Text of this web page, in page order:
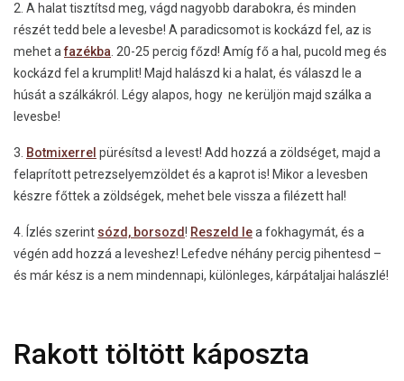
2. A halat tisztítsd meg, vágd nagyobb darabokra, és minden
részét tedd bele a levesbe! A paradicsomot is kockázd fel, az is
mehet afazékba . 20-25 percig főzd! Amíg fő a hal, pucold meg és
kockázd fel a krumplit! Majd halászd ki a halat, és válaszd le a
húsát a szálkákról. Légy alapos, hogy ne kerüljön majd szálka a
levesbe!
3. Botmixerrel pürésítsd a levest! Add hozzá a zöldséget, majd a
felaprított petrezselyemzöldet és a kaprot is! Mikor a levesben
készre főttek a zöldségek, mehet bele vissza a filézett hal!
4. Ízlés szerint sózd, borsozd! Reszeld lea fokhagymát, és a
végén add hozzá a leveshez! Lefedve néhány percig pihentesd –
és már kész is a nem mindennapi, különleges, kárpátaljai halászlé!
Rakott töltött káposzta